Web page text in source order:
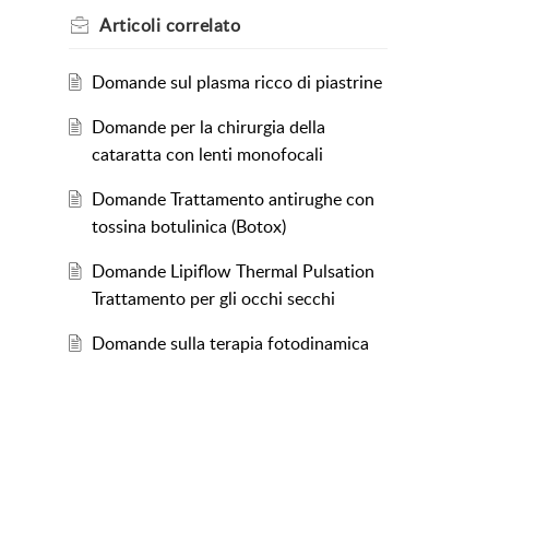
Articoli correlato
Domande sul plasma ricco di piastrine
Domande per la chirurgia della
cataratta con lenti monofocali
Domande Trattamento antirughe con
tossina botulinica (Botox)
Domande Lipiflow Thermal Pulsation
Trattamento per gli occhi secchi
Domande sulla terapia fotodinamica